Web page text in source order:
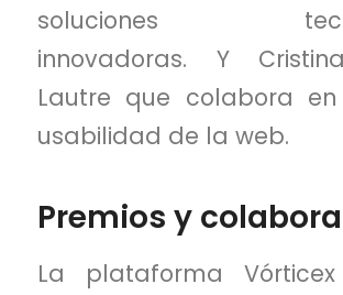
soluciones
innovadoras. Y
Lautre que colabora
usabilidad de la web.
Premios y
La plataforma